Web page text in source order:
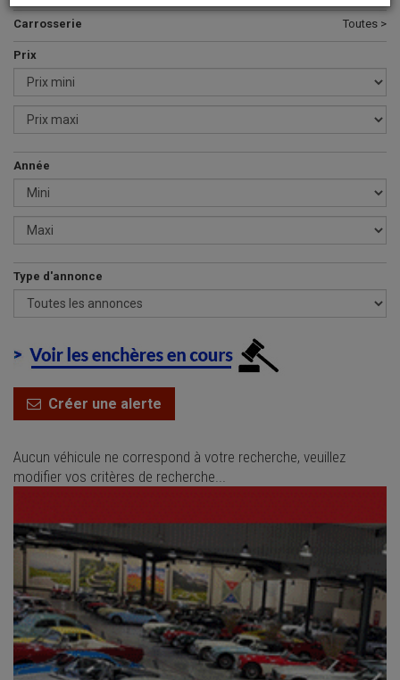
Carrosserie Toutes >
Prix
Année
Type d'annonce
Créer une alerte
Aucun véhicule ne correspond à votre recherche, veuillez
modifier vos critères de recherche...